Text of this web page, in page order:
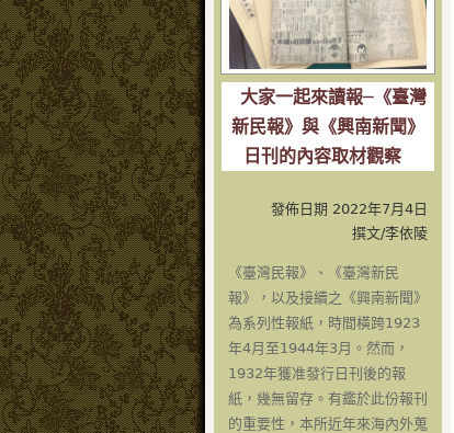
大家一起來讀報─《臺灣
新民報》與《興南新聞》
日刊的內容取材觀察
發佈日期 2022年7月4日
撰文/李依陵
《臺灣民報》、《臺灣新民
報》，以及接續之《興南新聞》
為系列性報紙，時間橫跨1923
年4月至1944年3月。然而，
1932年獲准發行日刊後的報
紙，幾無留存。有鑑於此份報刊
的重要性，本所近年來海內外蒐